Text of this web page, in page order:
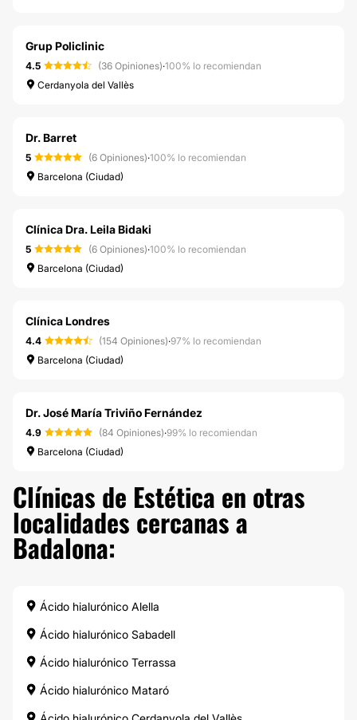
Grup Policlinic
4.5 (36 Opiniones)·100% lo recomiendan
Cerdanyola del Vallès
Dr. Barret
5 (6 Opiniones)·100% lo recomiendan
Barcelona (Ciudad)
Clínica Dra. Leila Bidaki
5 (6 Opiniones)·100% lo recomiendan
Barcelona (Ciudad)
Clínica Londres
4.4 (154 Opiniones)·97% lo recomiendan
Barcelona (Ciudad)
Dr. José María Triviño Fernández
4.9 (84 Opiniones)·99% lo recomiendan
Barcelona (Ciudad)
Clínicas de Estética en otras
localidades cercanas a
Badalona:
Ácido hialurónico Alella
Ácido hialurónico Sabadell
Ácido hialurónico Terrassa
Ácido hialurónico Mataró